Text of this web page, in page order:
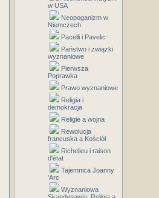
w USA
Neopoganizm w
Niemczech
Pacelli i Pavelic
Państwo i związki
wyznaniowe
Pierwsza
Poprawka
Prawo wyznaniowe
Religia i
demokracja
Religie a wojna
Rewolucja
francuska a Kościół
Richelieu i raison
d'état
Tajemnica Joanny
'Arc
Wyznaniowa